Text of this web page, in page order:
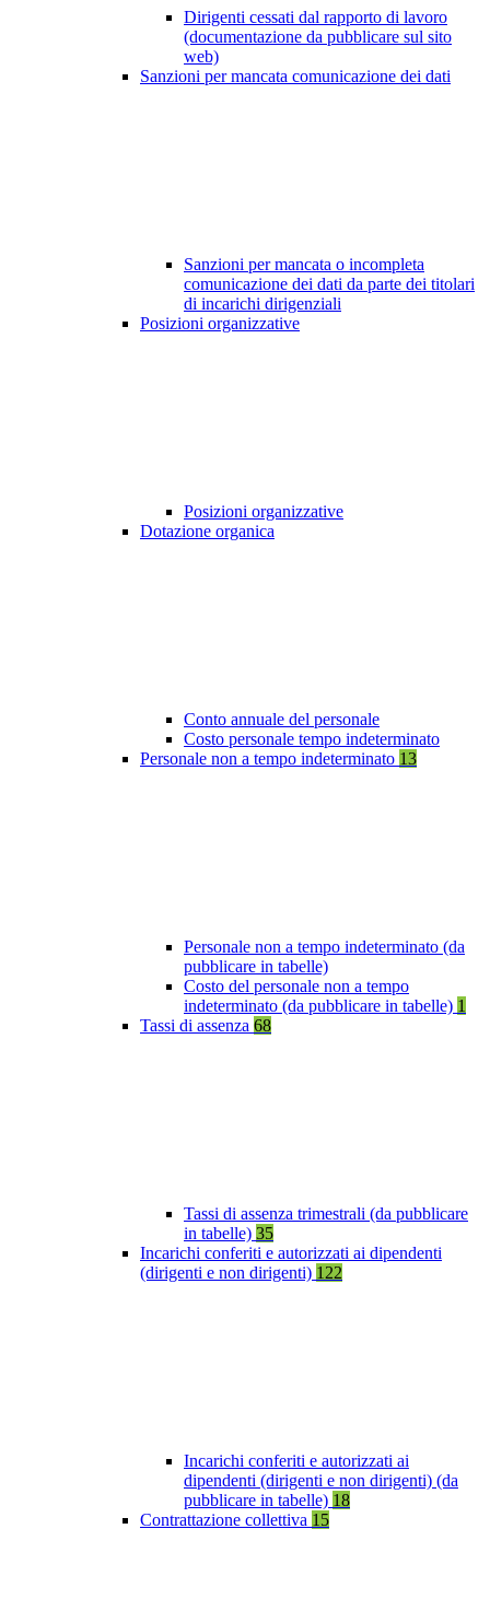
Dirigenti cessati dal rapporto di lavoro
(documentazione da pubblicare sul sito
web)
Sanzioni per mancata comunicazione dei dati
Sanzioni per mancata o incompleta
comunicazione dei dati da parte dei titolari
di incarichi dirigenziali
Posizioni organizzative
Posizioni organizzative
Dotazione organica
Conto annuale del personale
Costo personale tempo indeterminato
Personale non a tempo indeterminato 13
Personale non a tempo indeterminato (da
pubblicare in tabelle)
Costo del personale non a tempo
indeterminato (da pubblicare in tabelle) 1
Tassi di assenza 68
Tassi di assenza trimestrali (da pubblicare
in tabelle) 35
Incarichi conferiti e autorizzati ai dipendenti
(dirigenti e non dirigenti) 122
Incarichi conferiti e autorizzati ai
dipendenti (dirigenti e non dirigenti) (da
pubblicare in tabelle) 18
Contrattazione collettiva 15